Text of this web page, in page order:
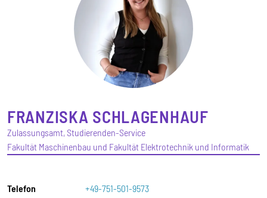
FRANZISKA SCHLAGENHAUF
Zulassungsamt, Studierenden-Service
Fakultät Maschinenbau und Fakultät Elektrotechnik und Informatik
Telefon +49-751-501-9573